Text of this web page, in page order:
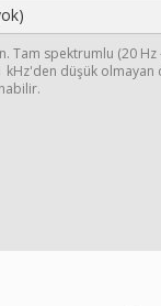
Tam spektrumlu (20
kHz'den düşük